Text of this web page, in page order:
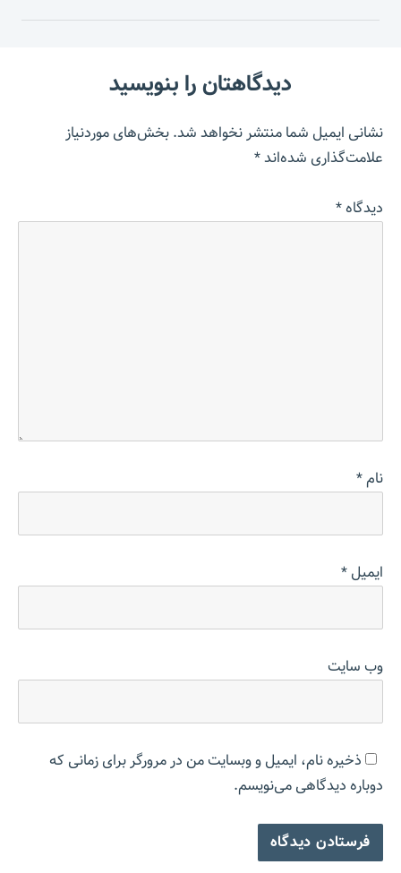
دیدگاهتان را بنویسید
نشانی ایمیل شما منتشر نخواهد شد.بخش‌های موردنیاز
علامت‌گذاری شده‌اند*
دیدگاه*
نام*
ایمیل*
وب‌ سایت
ذخیره نام، ایمیل و وبسایت من در مرورگر برای زمانی که
دوباره دیدگاهی می‌نویسم.